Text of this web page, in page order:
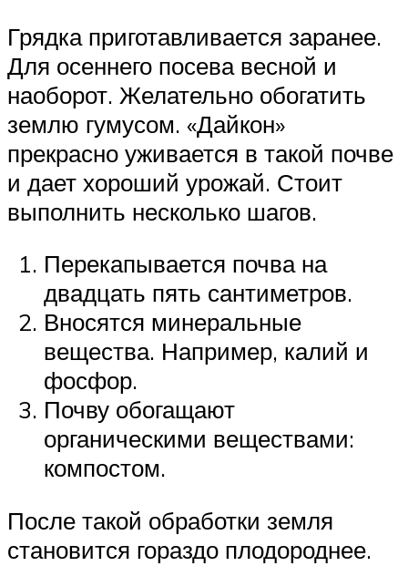
Грядка приготавливается заранее.
Для осеннего посева весной и
наоборот. Желательно обогатить
землю гумусом. «Дайкон»
прекрасно уживается в такой почве
и дает хороший урожай. Стоит
выполнить несколько шагов.
Перекапывается почва на
двадцать пять сантиметров.
Вносятся минеральные
вещества. Например, калий и
фосфор.
Почву обогащают
органическими веществами:
компостом.
После такой обработки земля
становится гораздо плодороднее.